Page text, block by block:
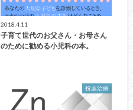
2018.4.11
子育て世代のお父さん・お母さん
のために勧める小児科の本。
投薬治療